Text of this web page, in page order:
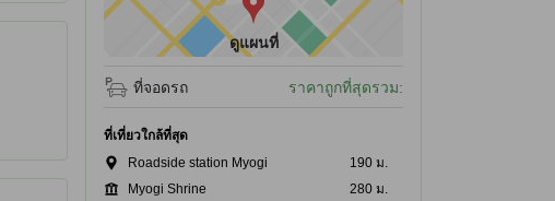
ดูแผนที่
ที่จอดรถ ราคาถูกที่สุดรวม:
ที่เที่ยวใกล้ที่สุด
Roadside station Myogi
190 ม.
Myogi Shrine
280 ม.